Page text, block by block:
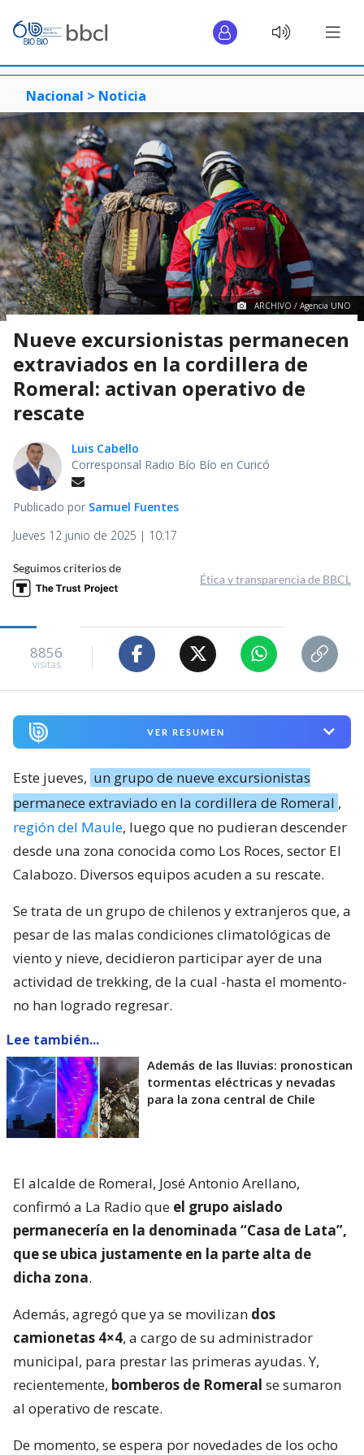
Nacional > Noticia
ARCHIVO / Agencia UNO
Nueve excursionistas permanecen
extraviados en la cordillera de
Romeral: activan operativo de
rescate
Luis Cabello
Corresponsal Radio Bío Bío en Curicó
Publicado por Samuel Fuentes
Jueves 12 junio de 2025 | 10:17
Seguimos criterios de
Ética y transparencia de BBCL
8856
visitas
VER RESUMEN
Este jueves, un grupo de nueve excursionistas
permanece extraviado en la cordillera de Romeral ,
región del Maule, luego que no pudieran descender
desde una zona conocida como Los Roces, sector El
Calabozo. Diversos equipos acuden a su rescate.
Se trata de un grupo de chilenos y extranjeros que, a
pesar de las malas condiciones climatológicas de
viento y nieve, decidieron participar ayer de una
actividad de trekking, de la cual -hasta el momento-
no han logrado regresar.
Lee también...
Además de las lluvias: pronostican
tormentas eléctricas y nevadas
para la zona central de Chile
El alcalde de Romeral, José Antonio Arellano,
confirmó a La Radio que el grupo aislado
permanecería en la denominada “Casa de Lata”,
que se ubica justamente en la parte alta de
dicha zona.
Además, agregó que ya se movilizan dos
camionetas 4×4, a cargo de su administrador
municipal, para prestar las primeras ayudas. Y,
recientemente, bomberos de Romeral se sumaron
al operativo de rescate.
De momento, se espera por novedades de los ocho